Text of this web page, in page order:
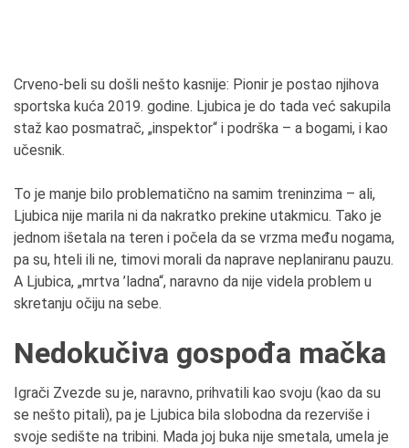
Crveno-beli su došli nešto kasnije: Pionir je postao njihova
sportska kuća 2019. godine. Ljubica je do tada već sakupila
staž kao posmatrač, „inspektor“ i podrška – a bogami, i kao
učesnik.
To je manje bilo problematično na samim treninzima – ali,
Ljubica nije marila ni da nakratko prekine utakmicu. Tako je
jednom išetala na teren i počela da se vrzma među nogama,
pa su, hteli ili ne, timovi morali da naprave neplaniranu pauzu.
A Ljubica, „mrtva ’ladna“, naravno da nije videla problem u
skretanju očiju na sebe.
Nedokučiva gospođa mačka
Igrači Zvezde su je, naravno, prihvatili kao svoju (kao da su
se nešto pitali), pa je Ljubica bila slobodna da rezerviše i
svoje sedište na tribini. Mada joj buka nije smetala, umela je